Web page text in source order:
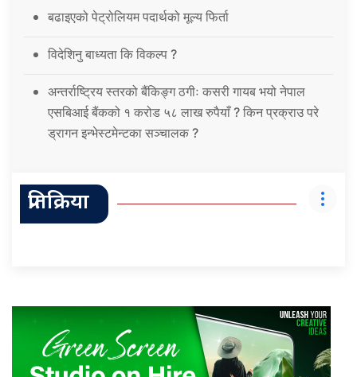
बढाइएको पेट्रोलियम पदार्थको मूल्य फिर्ता
विदेशिनु बाध्यता कि विकल्प ?
अन्तर्राष्ट्रिय स्तरको बैंकिङ्ग ठगीः कसरी गायब भयो नेपाल
एसबिआई बैंकको १ करोड ५८ लाख रुपैयाँ ? किन प्रक्राउ परे
ड्रागन इन्भेस्टमेन्टका सञ्चालक ?
प्रतिक्रिया